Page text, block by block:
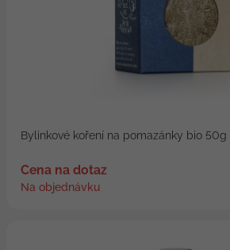
Bylinkové koření na pomazánky bio 50g
Cena na dotaz
Na objednávku